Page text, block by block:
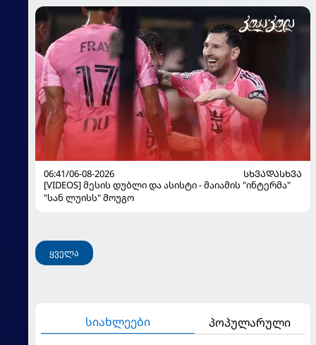
06:41/06-08-2026
ᲡᲮᲕᲐᲓᲐᲡᲮᲕᲐ
[VIDEOS] მესის დუბლი და ასისტი - მაიამის "ინტერმა"
"სან ლუისს" მოუგო
ყველა
სიახლეები პოპულარული